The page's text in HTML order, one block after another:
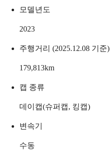
모델년도
2023
주행거리 (2025.12.08 기준)
179,813km
캡 종류
데이캡(슈퍼캡, 킹캡)
변속기
수동